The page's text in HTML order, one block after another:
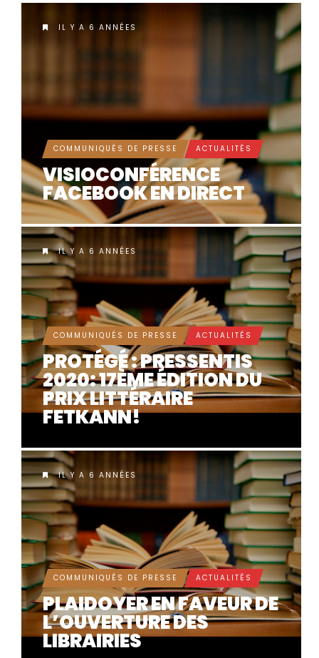
IL Y A 6 ANNÉES
COMMUNIQUÉS DE PRESSE ACTUALITÉS
VISIOCONFÉRENCE
FACEBOOK EN DIRECT
IL Y A 6 ANNÉES
COMMUNIQUÉS DE PRESSE ACTUALITÉS
PROTÉGÉ : PRESSENTIS
2020: 17ÈME ÉDITION DU
PRIX LITTÉRAIRE
FETKANN!
IL Y A 6 ANNÉES
COMMUNIQUÉS DE PRESSE ACTUALITÉS
PLAIDOYER EN FAVEUR DE
L’OUVERTURE DES
LIBRAIRIES